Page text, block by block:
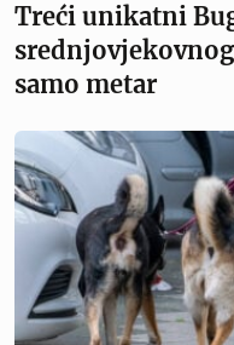
Treći unikatni
samo metar